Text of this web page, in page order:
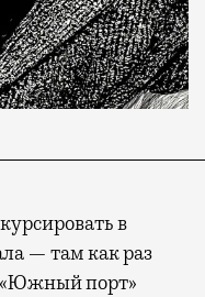
в
— там как раз
«Южный порт»